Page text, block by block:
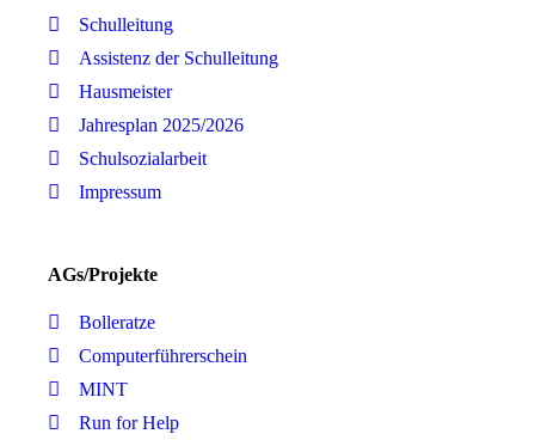
Schulleitung
Assistenz der Schulleitung
Hausmeister
Jahresplan 2025/2026
Schulsozialarbeit
Impressum
AGs/Projekte
Bolleratze
Computerführerschein
MINT
Run for Help